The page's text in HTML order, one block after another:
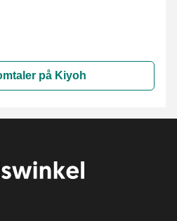
på Kiyoh